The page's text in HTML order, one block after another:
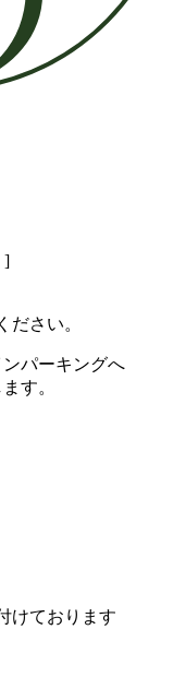
]
ださい。
パーキングへ
す。
けております